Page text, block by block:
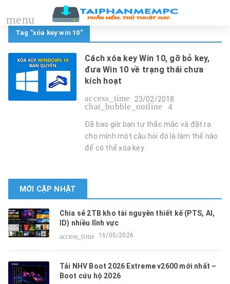
Tag "xóa key win 10"
Cách xóa key Win 10, gỡ bỏ key,
đưa Win 10 về trạng thái chưa
kích hoạt
access_time
23/02/2018
chat_bubble_outline 4
Đã bao giờ bạn tự thắc mắc và đặt ra
cho mình một câu hỏi đó là làm thế nào
để có thể xóa key
MỚI CẬP NHẬT
Chia sẻ 2TB kho tài nguyên thiết kế (PTS, AI,
ID) nhiều lĩnh vực
access_time
16/05/2026
Tải NHV Boot 2026 Extreme v2600 mới nhất –
Boot cứu hộ 2026
menu